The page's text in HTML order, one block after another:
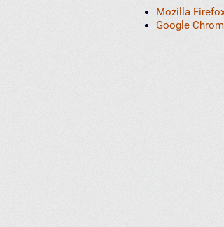
Mozilla
Google